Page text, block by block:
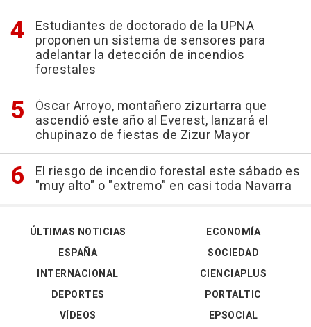
Estudiantes de doctorado de la UPNA
proponen un sistema de sensores para
adelantar la detección de incendios
forestales
Óscar Arroyo, montañero zizurtarra que
ascendió este año al Everest, lanzará el
chupinazo de fiestas de Zizur Mayor
El riesgo de incendio forestal este sábado es
"muy alto" o "extremo" en casi toda Navarra
ÚLTIMAS NOTICIAS
ESPAÑA
INTERNACIONAL
DEPORTES
VÍDEOS
ECONOMÍA
SOCIEDAD
CIENCIAPLUS
PORTALTIC
EPSOCIAL